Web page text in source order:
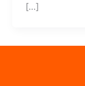
[…]